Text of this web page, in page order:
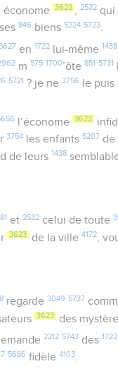
économe 3623 ,2532 qui
ses846 biens 5224 5723.
5627 en 1722lui-même 1438
m 575 1700’ôte851 5731
5721 ? je ne3756 le puis
l’économe 3623
3754 les enfants 5207 de
de leurs 1438
et 2532celui de toute
3623 de la ville4172 ,
regarde 3049 5737
3623 des
2212 5743des 1722
5686 fidèle4103.